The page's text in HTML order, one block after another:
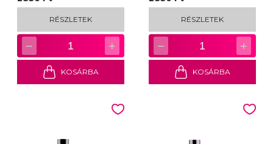
RÉSZLETEK
− 1 +
KOSÁRBA
RÉSZLETEK
− 1 +
KOSÁRBA